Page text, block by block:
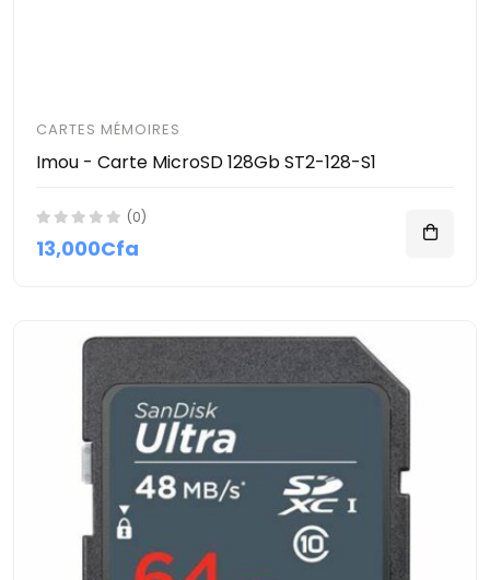
CARTES MÉMOIRES
Imou - Carte MicroSD 128Gb ST2-128-S1
(0)
13,000Cfa